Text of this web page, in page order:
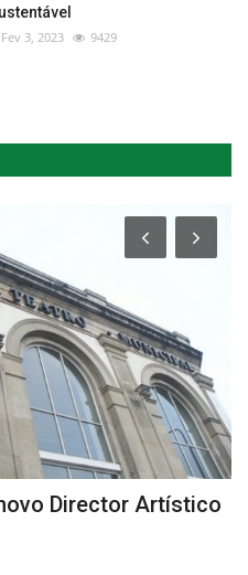
Fev 3, 2023 9429
Director Artístico